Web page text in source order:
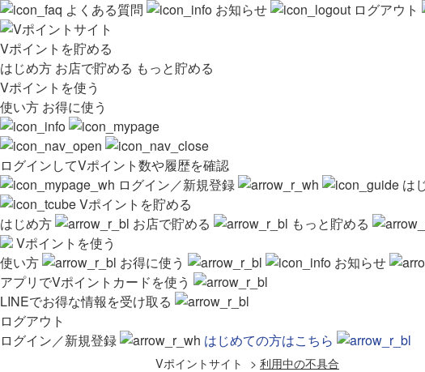
よくある質問 お知らせ ログアウト
Vポイントを貯める
はじめ方 お店で貯める もっと貯める
Vポイントを使う
使い方 お得に使う
ログインしてVポイント数や履歴を確認
ログイン／新規登録
は
Vポイントを貯める
はじめ方
お店で貯める
もっと貯める
Vポイントを使う
使い方
お得に使う お知らせ
アプリでVポイントカードを使う
LINEでお得な情報を受け取る
ログアウト
ログイン／新規登録
はじめての方はこちら
Vポイントサイト > 利用中の不具合